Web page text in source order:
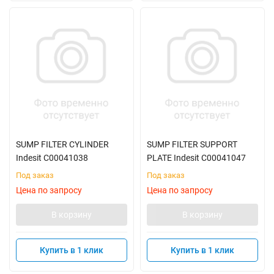
SUMP FILTER CYLINDER
Indesit C00041038
Под заказ
Цена по запросу
В корзину
Купить в 1 клик
SUMP FILTER SUPPORT
PLATE Indesit C00041047
Под заказ
Цена по запросу
В корзину
Купить в 1 клик